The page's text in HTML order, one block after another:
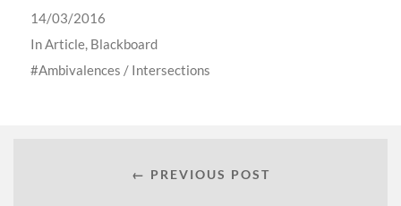
14/03/2016
InArticle, Blackboard
Ambivalences / Intersections
← PREVIOUS POST